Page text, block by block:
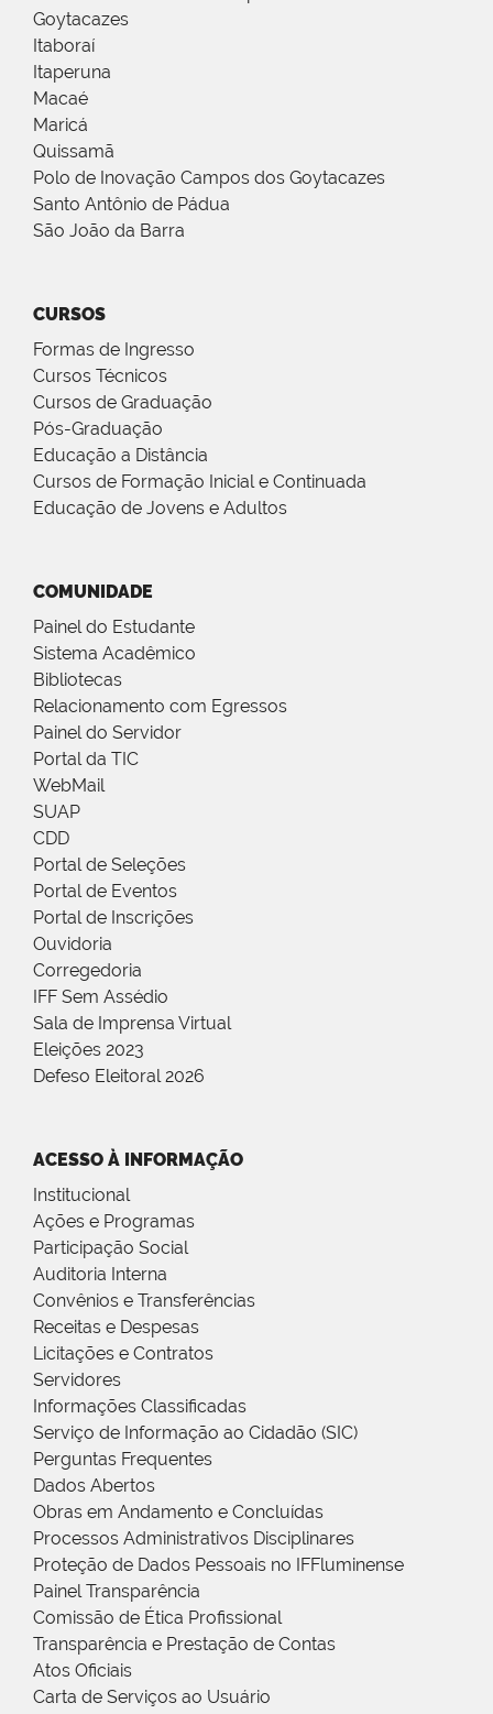
Goytacazes
Itaboraí
Itaperuna
Macaé
Maricá
Quissamã
Polo de Inovação Campos dos Goytacazes
Santo Antônio de Pádua
São João da Barra
CURSOS
Formas de Ingresso
Cursos Técnicos
Cursos de Graduação
Pós-Graduação
Educação a Distância
Cursos de Formação Inicial e Continuada
Educação de Jovens e Adultos
COMUNIDADE
Painel do Estudante
Sistema Acadêmico
Bibliotecas
Relacionamento com Egressos
Painel do Servidor
Portal da TIC
WebMail
SUAP
CDD
Portal de Seleções
Portal de Eventos
Portal de Inscrições
Ouvidoria
Corregedoria
IFF Sem Assédio
Sala de Imprensa Virtual
Eleições 2023
Defeso Eleitoral 2026
ACESSO À INFORMAÇÃO
Institucional
Ações e Programas
Participação Social
Auditoria Interna
Convênios e Transferências
Receitas e Despesas
Licitações e Contratos
Servidores
Informações Classificadas
Serviço de Informação ao Cidadão (SIC)
Perguntas Frequentes
Dados Abertos
Obras em Andamento e Concluídas
Processos Administrativos Disciplinares
Proteção de Dados Pessoais no IFFluminense
Painel Transparência
Comissão de Ética Profissional
Transparência e Prestação de Contas
Atos Oficiais
Carta de Serviços ao Usuário